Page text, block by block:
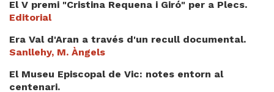
El V premi "Cristina Requena i Giró" per a Plecs.
Editorial
Era Val d'Aran a través d'un recull documental.
Sanllehy, M. Àngels
El Museu Episcopal de Vic: notes entorn al
centenari.